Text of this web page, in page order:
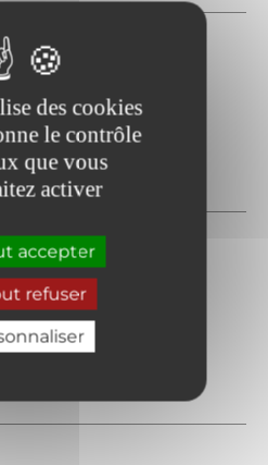
des cookies
le contrôle
que vous
activer
accepter
refuser